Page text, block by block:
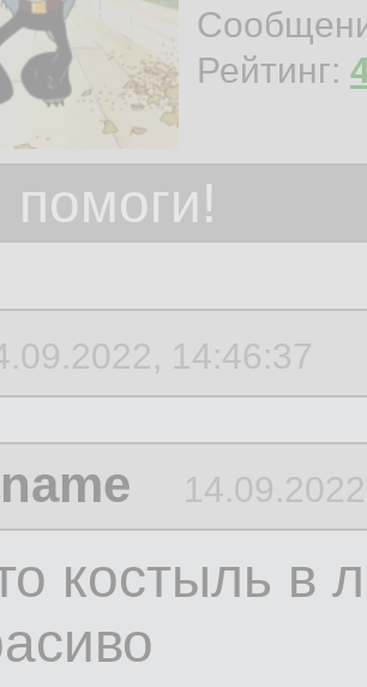
Рейтинг:
14:46:37
костыль в